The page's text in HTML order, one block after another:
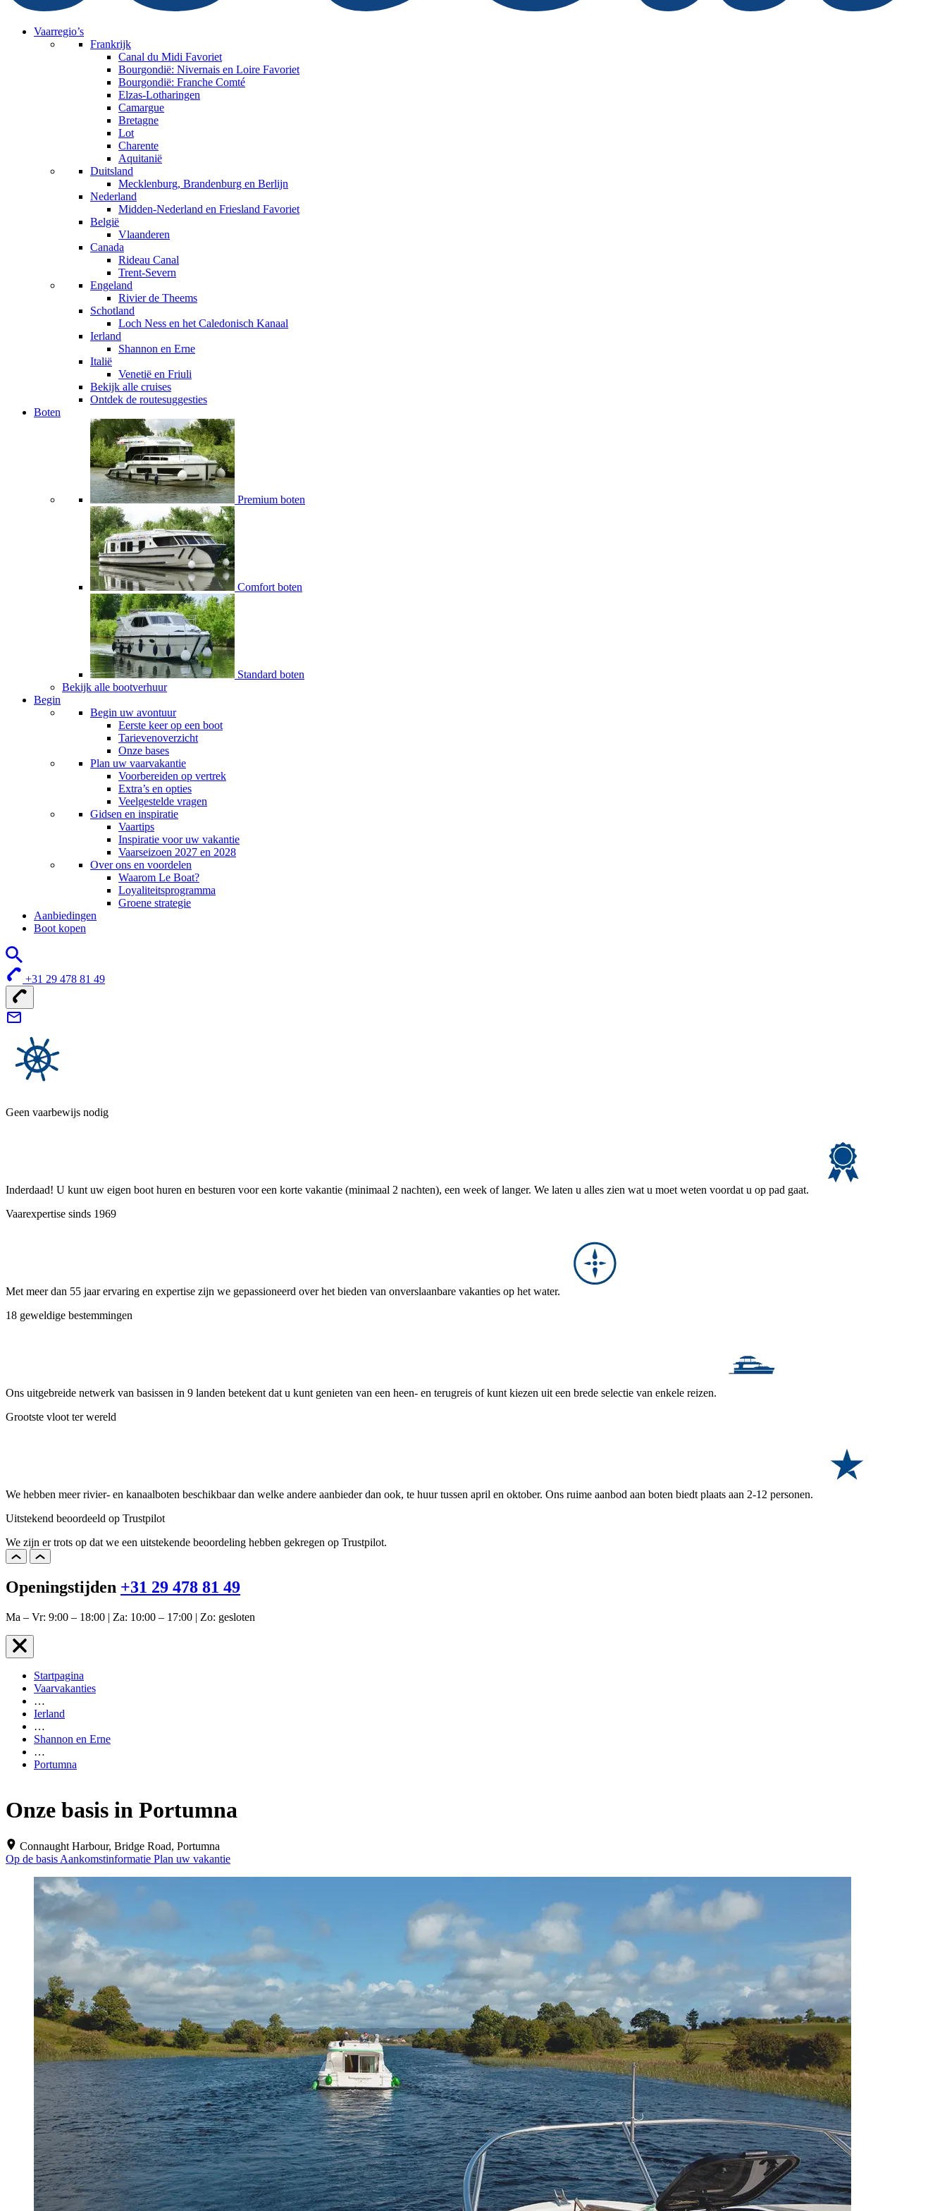
Vaarregio’s
Frankrijk
Canal du Midi Favoriet
Bourgondië: Nivernais en Loire Favoriet
Bourgondië: Franche Comté
Elzas-Lotharingen
Camargue
Bretagne
Lot
Charente
Aquitanië
Duitsland
Mecklenburg, Brandenburg en Berlijn
Nederland
Midden-Nederland en Friesland Favoriet
België
Vlaanderen
Canada
Rideau Canal
Trent-Severn
Engeland
Rivier de Theems
Schotland
Loch Ness en het Caledonisch Kanaal
Ierland
Shannon en Erne
Italië
Venetië en Friuli
Bekijk alle cruises
Ontdek de routesuggesties
Boten
Premium boten
Comfort boten
Standard boten
Bekijk alle bootverhuur
Begin
Begin uw avontuur
Eerste keer op een boot
Tarievenoverzicht
Onze bases
Plan uw vaarvakantie
Voorbereiden op vertrek
Extra’s en opties
Veelgestelde vragen
Gidsen en inspiratie
Vaartips
Inspiratie voor uw vakantie
Vaarseizoen 2027 en 2028
Over ons en voordelen
Waarom Le Boat?
Loyaliteitsprogramma
Groene strategie
Aanbiedingen
Boot kopen
+31 29 478 81 49
Geen vaarbewijs nodig
Inderdaad! U kunt uw eigen boot huren en besturen voor een korte vakantie (minimaal 2 nachten), een week of langer. We laten u alles zien wat u moet weten voordat u op pad gaat.
Vaarexpertise sinds 1969
Met meer dan 55 jaar ervaring en expertise zijn we gepassioneerd over het bieden van onverslaanbare vakanties op het water.
18 geweldige bestemmingen
Ons uitgebreide netwerk van basissen in 9 landen betekent dat u kunt genieten van een heen- en terugreis of kunt kiezen uit een brede selectie van enkele reizen.
Grootste vloot ter wereld
We hebben meer rivier- en kanaalboten beschikbaar dan welke andere aanbieder dan ook, te huur tussen april en oktober. Ons ruime aanbod aan boten biedt plaats aan 2-12 personen.
Uitstekend beoordeeld op Trustpilot
We zijn er trots op dat we een uitstekende beoordeling hebben gekregen op Trustpilot.
Openingstijden +31 29 478 81 49
Ma – Vr: 9:00 – 18:00 | Za: 10:00 – 17:00 | Zo: gesloten
Startpagina
Vaarvakanties
…
Ierland
…
Shannon en Erne
…
Portumna
Onze basis in Portumna
Connaught Harbour, Bridge Road, Portumna
Op de basis Aankomstinformatie Plan uw vakantie